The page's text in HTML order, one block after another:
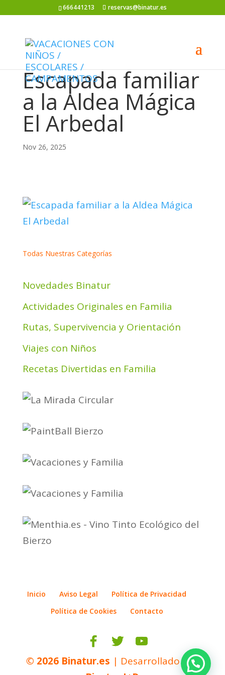
666441213 reservas@binatur.es
Escapada familiar
a la Aldea Mágica
El Arbedal
Nov 26, 2025
Todas Nuestras Categorías
Novedades Binatur
Actividades Originales en Familia
Rutas, Supervivencia y Orientación
Viajes con Niños
Recetas Divertidas en Familia
Inicio Aviso Legal
Política de Privacidad
Política de Cookies
Contacto
© 2026 Binatur.es | Desarrollado por